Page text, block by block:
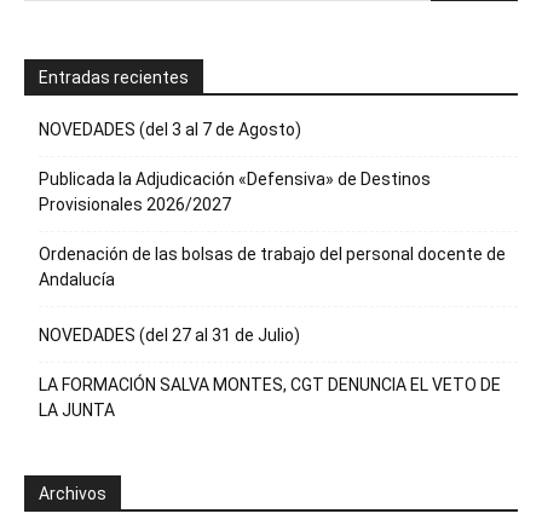
Entradas recientes
NOVEDADES (del 3 al 7 de Agosto)
Publicada la Adjudicación «Defensiva» de Destinos
Provisionales 2026/2027
Ordenación de las bolsas de trabajo del personal docente de
Andalucía
NOVEDADES (del 27 al 31 de Julio)
LA FORMACIÓN SALVA MONTES, CGT DENUNCIA EL VETO DE
LA JUNTA
Archivos